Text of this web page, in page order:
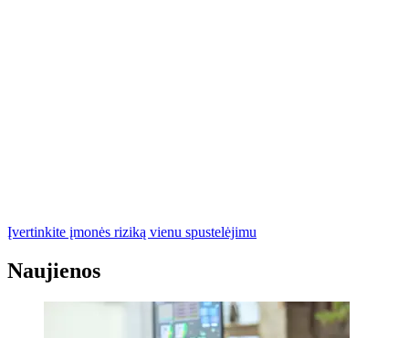
Įvertinkite įmonės riziką vienu spustelėjimu
Naujienos